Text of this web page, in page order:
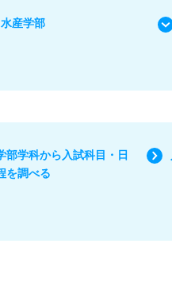
水産学部
部学科から入試科目・日
を調べる